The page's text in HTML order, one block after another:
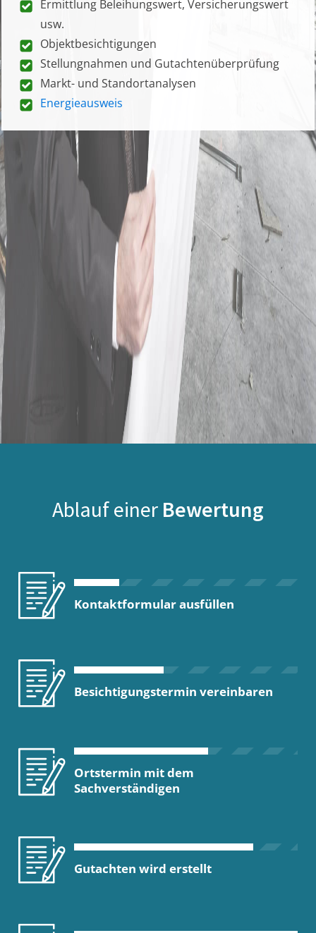
Ermittlung Beleihungswert, Versicherungswert
usw.
Objektbesichtigungen
Stellungnahmen und Gutachtenüberprüfung
Markt- und Standortanalysen
Energieausweis
Ablauf einer Bewertung
Kontaktformular ausfüllen
Besichtigungstermin vereinbaren
Ortstermin mit dem
Sachverständigen
Gutachten wird erstellt